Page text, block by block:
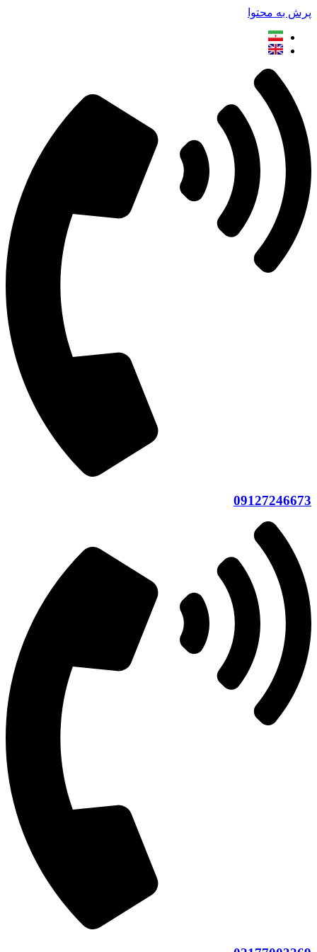
پرش به محتوا
09127246673